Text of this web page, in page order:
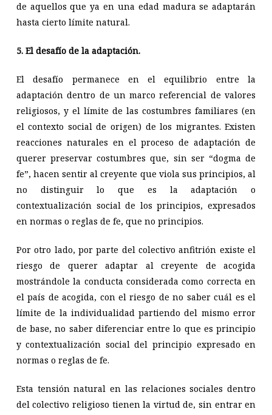
de aquellos que ya en una edad madura se adaptarán
hasta cierto límite natural.
5. El desafío de la adaptación.
El desafío permanece en el equilibrio entre la
adaptación dentro de un marco referencial de valores
religiosos, y el límite de las costumbres familiares (en
el contexto social de origen) de los migrantes. Existen
reacciones naturales en el proceso de adaptación de
querer preservar costumbres que, sin ser “dogma de
fe”, hacen sentir al creyente que viola sus principios, al
no distinguir lo que es la adaptación o
contextualización social de los principios, expresados
en normas o reglas de fe, que no principios.
Por otro lado, por parte del colectivo anfitrión existe el
riesgo de querer adaptar al creyente de acogida
mostrándole la conducta considerada como correcta en
el país de acogida, con el riesgo de no saber cuál es el
límite de la individualidad partiendo del mismo error
de base, no saber diferenciar entre lo que es principio
y contextualización social del principio expresado en
normas o reglas de fe.
Esta tensión natural en las relaciones sociales dentro
del colectivo religioso tienen la virtud de, sin entrar en